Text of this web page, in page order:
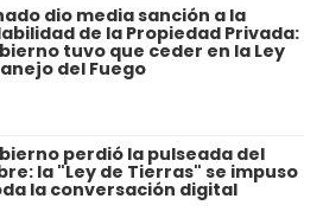
dio media sanción a la
de la Propiedad Privada:
tuvo que ceder en la Ley
del Fuego
perdió la pulseada del
la "Ley de Tierras" se impuso
la conversación digital